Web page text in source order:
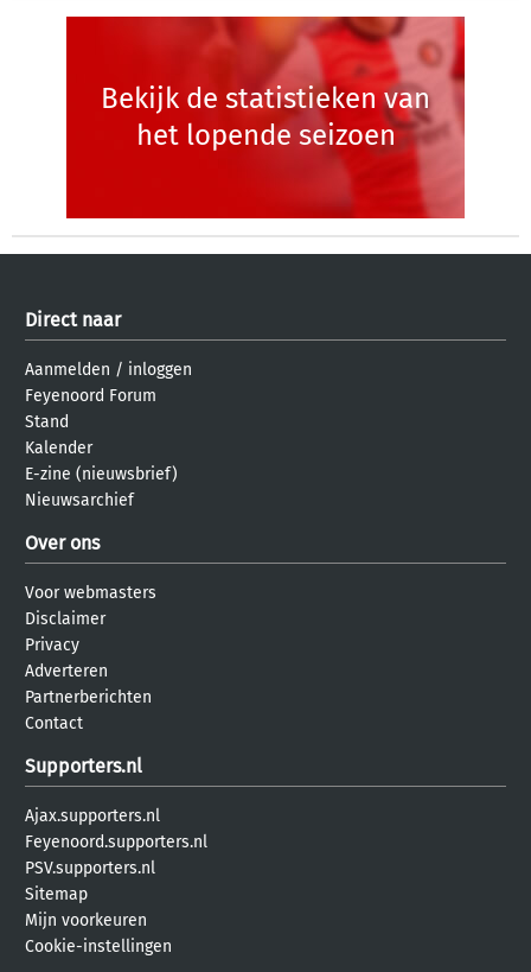
Bekijk de statistieken van
het lopende seizoen
Direct naar
Aanmelden / inloggen
Feyenoord Forum
Stand
Kalender
E-zine (nieuwsbrief)
Nieuwsarchief
Over ons
Voor webmasters
Disclaimer
Privacy
Adverteren
Partnerberichten
Contact
Supporters.nl
Ajax.supporters.nl
Feyenoord.supporters.nl
PSV.supporters.nl
Sitemap
Mijn voorkeuren
Cookie-instellingen